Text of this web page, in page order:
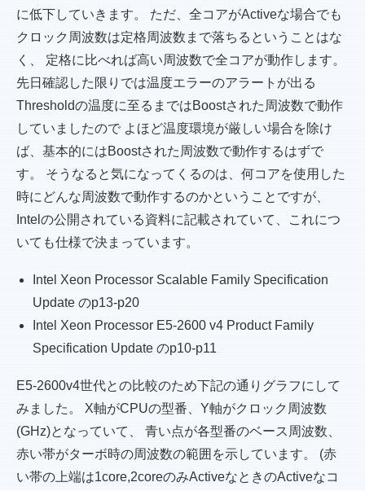
に低下していきます。 ただ、全コアがActiveな場合でも
クロック周波数は定格周波数まで落ちるということはな
く、 定格に比べれば高い周波数で全コアが動作します。
先日確認した限りでは温度エラーのアラートが出る
Thresholdの温度に至るまではBoostされた周波数で動作
していましたので よほど温度環境が厳しい場合を除け
ば、基本的にはBoostされた周波数で動作するはずで
す。 そうなると気になってくるのは、何コアを使用した
時にどんな周波数で動作するのかということですが、
Intelの公開されている資料に記載されていて、これにつ
いても仕様で決まっています。
Intel Xeon Processor Scalable Family Specification
Update のp13-p20
Intel Xeon Processor E5-2600 v4 Product Family
Specification Update のp10-p11
E5-2600v4世代との比較のため下記の通りグラフにして
みました。 X軸がCPUの型番、Y軸がクロック周波数
(GHz)となっていて、 青い点が各型番のベース周波数、
赤い帯がターボ時の周波数の範囲を示しています。 (赤
い帯の上端は1core,2coreのみActiveなときのActiveなコ